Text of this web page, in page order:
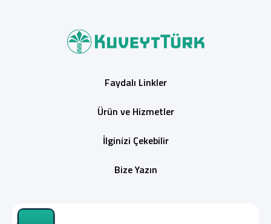
Faydalı Linkler
Ürün ve Hizmetler
İlginizi Çekebilir
Bize Yazın